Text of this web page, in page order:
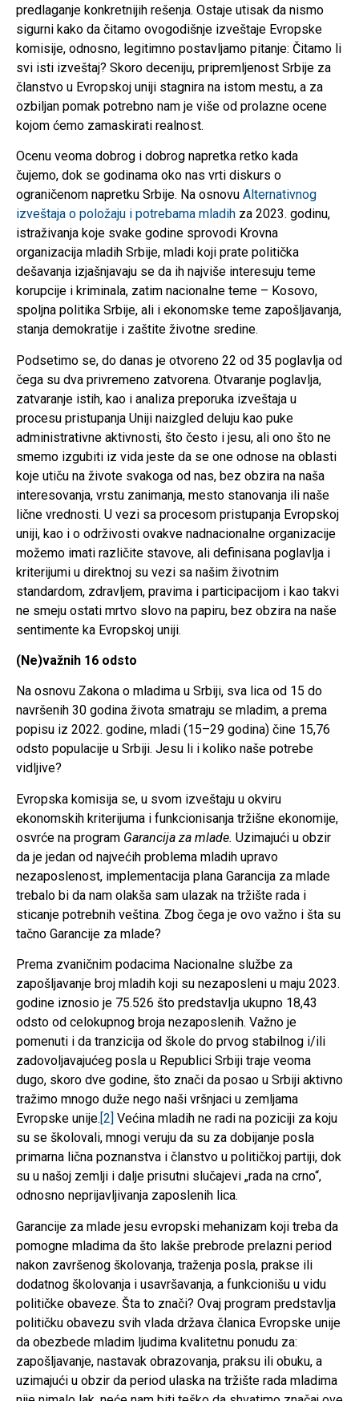
predlaganje konkretnijih rešenja. Ostaje utisak da nismo
sigurni kako da čitamo ovogodišnje izveštaje Evropske
komisije, odnosno, legitimno postavljamo pitanje: Čitamo li
svi isti izveštaj? Skoro deceniju, pripremljenost Srbije za
članstvo u Evropskoj uniji stagnira na istom mestu, a za
ozbiljan pomak potrebno nam je više od prolazne ocene
kojom ćemo zamaskirati realnost.
Ocenu veoma dobrog i dobrog napretka retko kada
čujemo, dok se godinama oko nas vrti diskurs o
ograničenom napretku Srbije. Na osnovu Alternativnog
izveštaja o položaju i potrebama mladih za 2023. godinu,
istraživanja koje svake godine sprovodi Krovna
organizacija mladih Srbije, mladi koji prate politička
dešavanja izjašnjavaju se da ih najviše interesuju teme
korupcije i kriminala, zatim nacionalne teme – Kosovo,
spoljna politika Srbije, ali i ekonomske teme zapošljavanja,
stanja demokratije i zaštite životne sredine.
Podsetimo se, do danas je otvoreno 22 od 35 poglavlja od
čega su dva privremeno zatvorena. Otvaranje poglavlja,
zatvaranje istih, kao i analiza preporuka izveštaja u
procesu pristupanja Uniji naizgled deluju kao puke
administrativne aktivnosti, što često i jesu, ali ono što ne
smemo izgubiti iz vida jeste da se one odnose na oblasti
koje utiču na živote svakoga od nas, bez obzira na naša
interesovanja, vrstu zanimanja, mesto stanovanja ili naše
lične vrednosti. U vezi sa procesom pristupanja Evropskoj
uniji, kao i o održivosti ovakve nadnacionalne organizacije
možemo imati različite stavove, ali definisana poglavlja i
kriterijumi u direktnoj su vezi sa našim životnim
standardom, zdravljem, pravima i participacijom i kao takvi
ne smeju ostati mrtvo slovo na papiru, bez obzira na naše
sentimente ka Evropskoj uniji.
(Ne)važnih 16 odsto
Na osnovu Zakona o mladima u Srbiji, sva lica od 15 do
navršenih 30 godina života smatraju se mladim, a prema
popisu iz 2022. godine, mladi (15–29 godina) čine 15,76
odsto populacije u Srbiji. Jesu li i koliko naše potrebe
vidljive?
Evropska komisija se, u svom izveštaju u okviru
ekonomskih kriterijuma i funkcionisanja tržišne ekonomije,
osvrće na program Garancija za mlade. Uzimajući u obzir
da je jedan od najvećih problema mladih upravo
nezaposlenost, implementacija plana Garancija za mlade
trebalo bi da nam olakša sam ulazak na tržište rada i
sticanje potrebnih veština. Zbog čega je ovo važno i šta su
tačno Garancije za mlade?
Prema zvaničnim podacima Nacionalne službe za
zapošljavanje broj mladih koji su nezaposleni u maju 2023.
godine iznosio je 75.526 što predstavlja ukupno 18,43
odsto od celokupnog broja nezaposlenih. Važno je
pomenuti i da tranzicija od škole do prvog stabilnog i/ili
zadovoljavajućeg posla u Republici Srbiji traje veoma
dugo, skoro dve godine, što znači da posao u Srbiji aktivno
tražimo mnogo duže nego naši vršnjaci u zemljama
Evropske unije. [2] Većina mladih ne radi na poziciji za koju
su se školovali, mnogi veruju da su za dobijanje posla
primarna lična poznanstva i članstvo u političkoj partiji, dok
su u našoj zemlji i dalje prisutni slučajevi „rada na crno“,
odnosno neprijavljivanja zaposlenih lica.
Garancije za mlade jesu evropski mehanizam koji treba da
pomogne mladima da što lakše prebrode prelazni period
nakon završenog školovanja, traženja posla, prakse ili
dodatnog školovanja i usavršavanja, a funkcionišu u vidu
političke obaveze. Šta to znači? Ovaj program predstavlja
političku obavezu svih vlada država članica Evropske unije
da obezbede mladim ljudima kvalitetnu ponudu za:
zapošljavanje, nastavak obrazovanja, praksu ili obuku, a
uzimajući u obzir da period ulaska na tržište rada mladima